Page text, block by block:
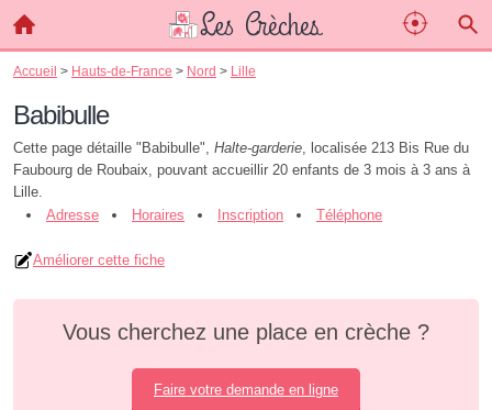
Accueil > Hauts-de-France > Nord > Lille
Babibulle
Cette page détaille "Babibulle", Halte-garderie, localisée 213 Bis Rue du
Faubourg de Roubaix, pouvant accueillir 20 enfants de 3 mois à 3 ans à
Lille.
Adresse
Horaires Inscription Téléphone
Améliorer cette fiche
Vous cherchez une place en crèche ?
Faire votre demande en ligne